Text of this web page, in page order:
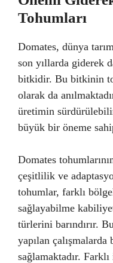
Tohumları
Domates, dünya
son yıllarda giderek
bitkidir. Bu bitkinin
olarak da
üretimin
büyük bir öneme
Domates
çeşitlilik ve
tohumlar, farklı
sağlayabilme
türlerini barındırır.
yapılan
sağlamaktadır.